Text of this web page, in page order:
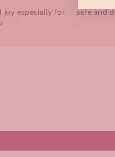
joy especially for
safe and